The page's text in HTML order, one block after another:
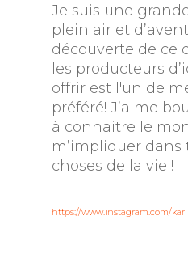
Je suis une
plein air et
découverte de ce
les producteurs
offrir est l'un de
préféré! J’aime
à connaitre le
m’impliquer
choses de la vie !
https://www.instagram.com/